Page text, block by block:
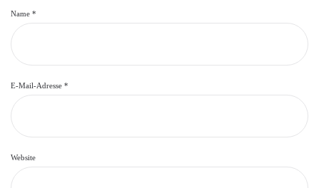
Name *
E-Mail-Adresse *
Website